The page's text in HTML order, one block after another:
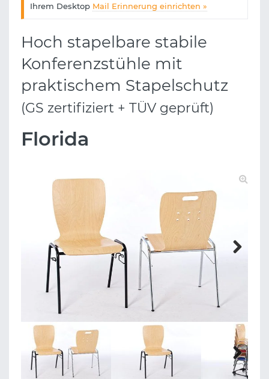
Ihrem Desktop Mail Erinnerung einrichten »
Hoch stapelbare stabile
Konferenzstühle mit
praktischem Stapelschutz
(GS zertifiziert + TÜV geprüft)
Florida
Next